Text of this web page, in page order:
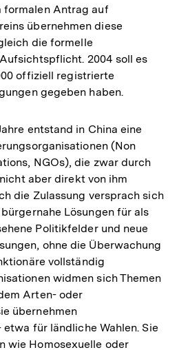
formalen Antrag auf
übernehmen diese
die formelle
2004 soll es
offiziell registrierte
gegeben haben.
entstand in China eine
(Non
NGOs), die zwar durch
aber direkt von ihm
die Zulassung versprach sich
Lösungen für als
Politikfelder und neue
ohne die Überwachung
vollständig
widmen sich Themen
Arten- oder
übernehmen
für ländliche Wahlen. Sie
wie Homosexuelle oder
Zum